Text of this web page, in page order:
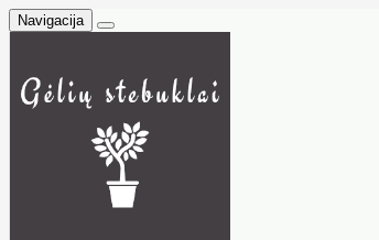
Navigacija